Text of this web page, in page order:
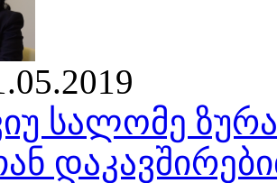
სალომე